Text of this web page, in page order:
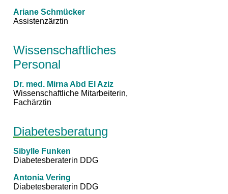
Ariane Schmücker
Assistenzärztin
Wissenschaftliches
Personal
Dr. med. Mirna Abd El Aziz
Wissenschaftliche Mitarbeiterin,
Fachärztin
Diabetesberatung
Sibylle Funken
Diabetesberaterin DDG
Antonia Vering
Diabetesberaterin DDG